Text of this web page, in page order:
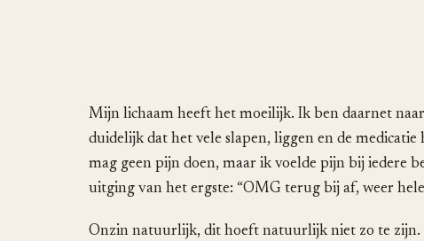
Mijn lichaam heeft het moeilijk. Ik ben daarnet naar
duidelijk dat het vele slapen, liggen en de
mag geen pijn doen, maar ik voelde pijn bij iedere
uitging van het ergste: “OMG terug bij af, weer
Onzin natuurlijk, dit hoeft natuurlijk niet zo te zijn.